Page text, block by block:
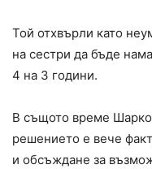
Той отхвърли като
на сестри да бъде
4 на 3 години.
В същото време
решението е вече
и обсъждане за